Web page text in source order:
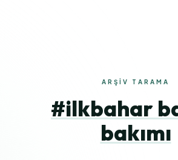
ARŞIV TARAMA
#ilkbahar
bakımı